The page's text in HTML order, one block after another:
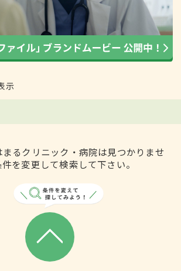
示
るクリニック・病院は見つかりませ
を変更して検索して下さい。